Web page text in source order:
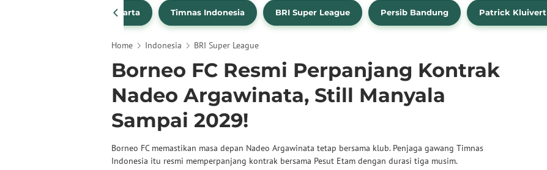
Persija Jakarta Timnas Indonesia BRI Super League Persib Bandung Patrick Kluivert
Home Indonesia BRI Super League
Borneo FC Resmi Perpanjang Kontrak
Nadeo Argawinata, Still Manyala
Sampai 2029!
Borneo FC memastikan masa depan Nadeo Argawinata tetap bersama klub. Penjaga gawang Timnas
Indonesia itu resmi memperpanjang kontrak bersama Pesut Etam dengan durasi tiga musim.